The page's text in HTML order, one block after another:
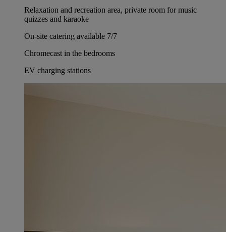
Relaxation and recreation area, private room for music
quizzes and karaoke
On-site catering available 7/7
Chromecast in the bedrooms
EV charging stations